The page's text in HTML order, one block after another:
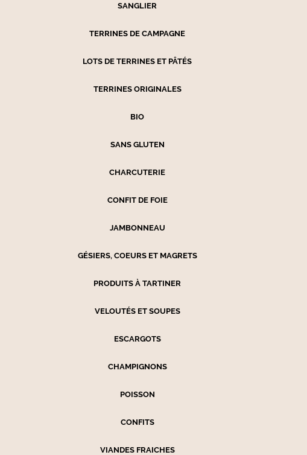
SANGLIER
TERRINES DE CAMPAGNE
LOTS DE TERRINES ET PÂTÉS
TERRINES ORIGINALES
BIO
SANS GLUTEN
CHARCUTERIE
CONFIT DE FOIE
JAMBONNEAU
GÉSIERS, COEURS ET MAGRETS
PRODUITS À TARTINER
VELOUTÉS ET SOUPES
ESCARGOTS
CHAMPIGNONS
POISSON
CONFITS
VIANDES FRAICHES